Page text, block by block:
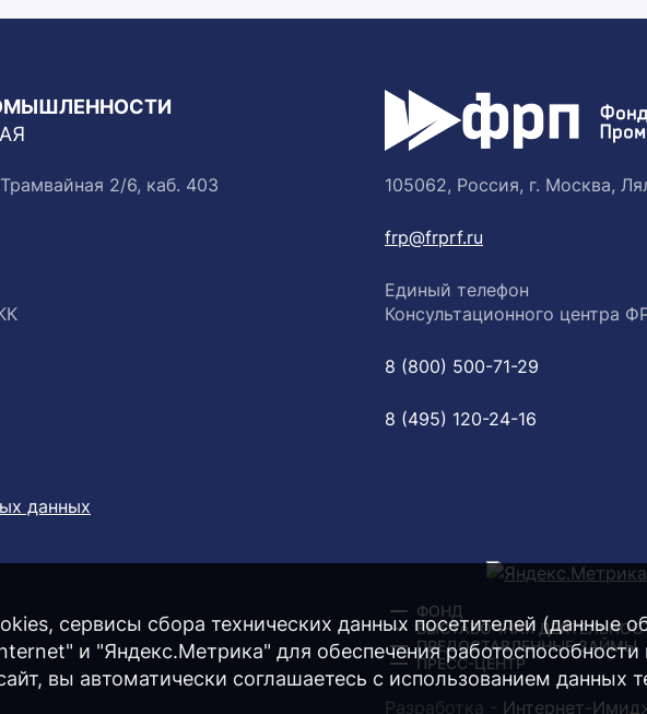
2/6, каб. 403
данных
105062, Россия, г. Москва,
frp@frprf.ru
Единый телефон
Консультационного центра
8 (800) 500-71-29
8 (495) 120-24-16
ФОНД
ВЫСТАВОЧНАЯ
ПРЕДОСТАВЛЕННЫЕ ЗАЙМЫ
ПРЕСС-ЦЕНТР
Разработка - Интернет-
сервисы сбора технических данных посетителей (данные
и "Яндекс.Метрика" для обеспечения
вы автоматически соглашаетесь с использованием данных